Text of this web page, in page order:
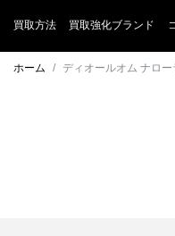
買取方法 買取強化ブランド
ホーム ディオールオム ナロ